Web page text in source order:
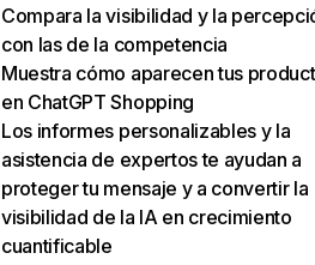
Compara la visibilidad y la
con las de la competencia
Muestra cómo aparecen tus
en ChatGPT Shopping
Los informes personalizables y la
asistencia de expertos te ayudan a
proteger tu mensaje y a convertir la
visibilidad de la IA en crecimiento
cuantificable